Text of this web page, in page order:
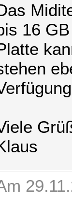
16